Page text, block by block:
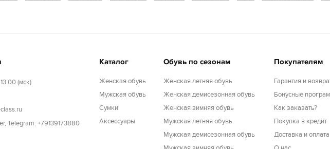
(мск)
Telegram: +79139173880
Каталог
Женская обувь
Мужская обувь
Cумки
Аксессуары
Обувь по сезонам
Женская летняя обувь
Женская демисезонная обувь
Женская зимняя обувь
Мужская летняя обувь
Мужская демисезонная обувь
Покупателям
Гарантия и
Бонусные
Как заказать?
Покупка в кредит
Доставка и оплата